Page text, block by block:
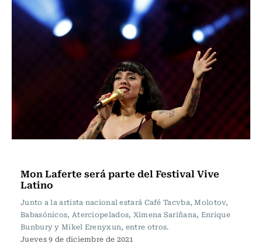
Mon Laferte será parte del Festival Vive
Latino
Junto a la artista nacional estará Café Tacvba, Molotov,
Babasónicos, Aterciopelados, Ximena Sariñana, Enrique
Bunbury y Mikel Erenyxun, entre otros.
Jueves 9 de diciembre de 2021